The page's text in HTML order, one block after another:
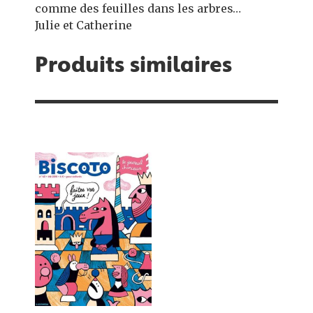
comme des feuilles dans les arbres…
Julie et Catherine
Produits similaires